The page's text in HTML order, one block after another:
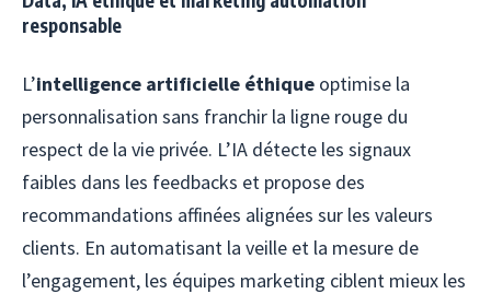
responsable
L’intelligence artificielle éthique optimise la
personnalisation sans franchir la ligne rouge du
respect de la vie privée. L’IA détecte les signaux
faibles dans les feedbacks et propose des
recommandations affinées alignées sur les valeurs
clients. En automatisant la veille et la mesure de
l’engagement, les équipes marketing ciblent mieux les